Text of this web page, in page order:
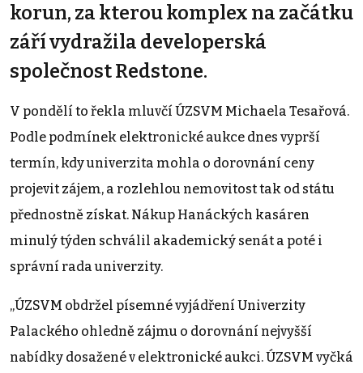
korun, za kterou komplex na začátku
září vydražila developerská
společnost Redstone.
V pondělí to řekla mluvčí ÚZSVM Michaela Tesařová.
Podle podmínek elektronické aukce dnes vyprší
termín, kdy univerzita mohla o dorovnání ceny
projevit zájem, a rozlehlou nemovitost tak od státu
přednostně získat. Nákup Hanáckých kasáren
minulý týden schválil akademický senát a poté i
správní rada univerzity.
„ÚZSVM obdržel písemné vyjádření Univerzity
Palackého ohledně zájmu o dorovnání nejvyšší
nabídky dosažené v elektronické aukci. ÚZSVM vyčká